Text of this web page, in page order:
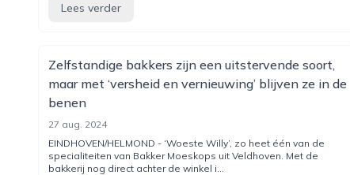
Lees verder
Zelfstandige bakkers zijn een uitstervende soort,
maar met ‘versheid en vernieuwing’ blijven ze in de
benen
27 aug. 2024
EINDHOVEN/HELMOND - ‘Woeste Willy’, zo heet één van de
specialiteiten van Bakker Moeskops uit Veldhoven. Met de
bakkerij nog direct achter de winkel i...